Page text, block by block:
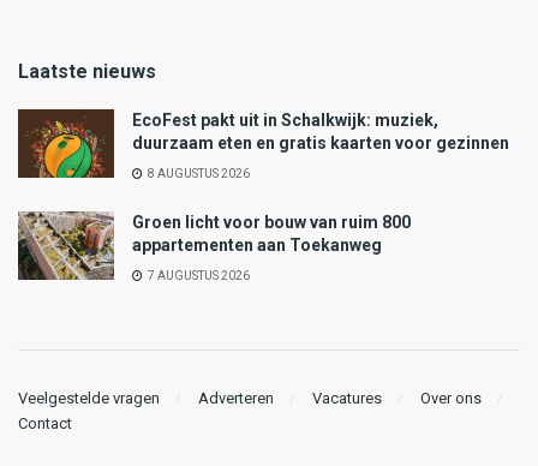
Laatste nieuws
EcoFest pakt uit in Schalkwijk: muziek,
duurzaam eten en gratis kaarten voor gezinnen
8 AUGUSTUS 2026
Groen licht voor bouw van ruim 800
appartementen aan Toekanweg
7 AUGUSTUS 2026
Veelgestelde vragen Adverteren Vacatures
Over ons
Contact